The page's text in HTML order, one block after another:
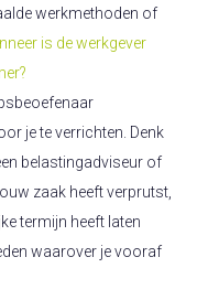
werkmethoden of
is de werkgever
je te verrichten. Denk
belastingadviseur of
zaak heeft verprutst,
termijn heeft laten
waarover je vooraf